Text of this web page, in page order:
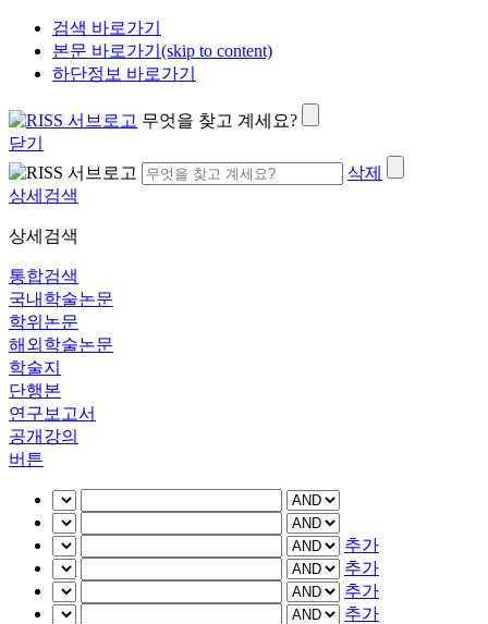
검색 바로가기
본문 바로가기(skip to content)
하단정보 바로가기
무엇을 찾고 계세요?
닫기
삭제
상세검색
상세검색
통합검색
국내학술논문
학위논문
해외학술논문
학술지
단행본
연구보고서
공개강의
버튼
추가
추가
추가
추가